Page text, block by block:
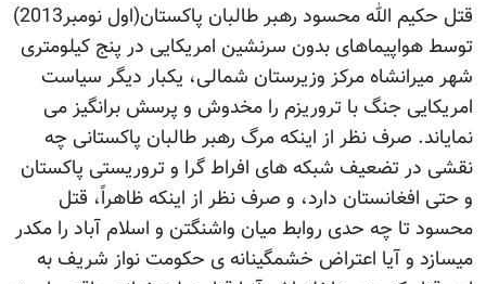
قتل حکیم الله محسود رهبر طالبان پاکستان(اول نومبر2013)
توسط هواپیماهای بدون سرنشین امریکایی در پنج کیلومتری
شهر میرانشاه مرکز وزیرستان شمالی، یکبار دیگر سیاست
امریکایی جنگ با تروریزم را مخدوش و پرسش برانگیز می
نمایاند. صرف نظر از اینکه مرگ رهبر طالبان پاکستانی چه
نقشی در تضعیف شبکه های افراط گرا و تروریستی پاکستان
و حتی افغانستان دارد، و صرف نظر از اینکه ظاهراً، قتل
محسود تا چه حدی روابط میان واشنگتن و اسلام آباد را مکدر
میسازد و آیا اعتراض خشمگینانه ی حکومت نواز شریف به